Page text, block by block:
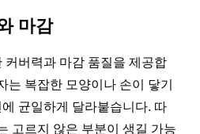
마감
커버력과 마감 품질을 제공합
는 복잡한 모양이나 손이 닿기
균일하게 달라붙습니다. 따
고르지 않은 부분이 생길 가능